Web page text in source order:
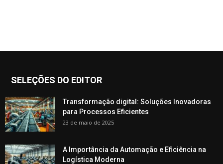
SELEÇÕES DO EDITOR
Transformação digital: Soluções Inovadoras
para Processos Eficientes
23 de maio de 2025
A Importância da Automação e Eficiência na
Logística Moderna